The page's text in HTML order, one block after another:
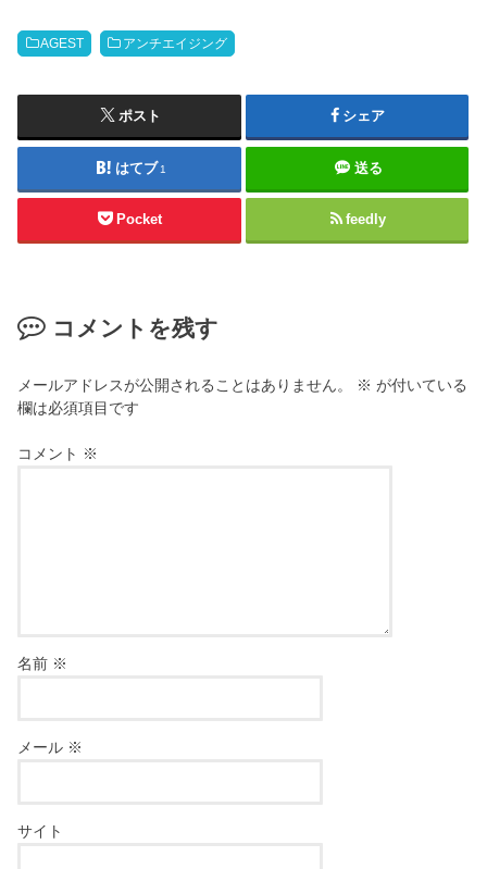
AGEST アンチエイジング
ポスト シェア
はてブ 1 送る
Pocket feedly
コメントを残す
メールアドレスが公開されることはありません。 ※ が付いている
欄は必須項目です
コメント ※
名前 ※
メール ※
サイト